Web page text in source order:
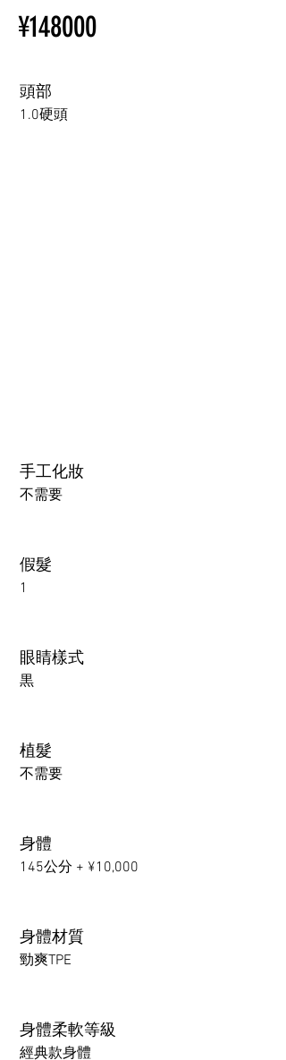
購買情趣娃娃前須知
其他選配與 TPE 相關，請參閱
以下頁面。
¥148000
頭部
1.0硬頭
手工化妝
不需要
假髮
1
眼睛樣式
黒
植髮
不需要
身體
145公分 + ¥10,000
身體材質
勁爽TPE
身體柔軟等級
經典款身體